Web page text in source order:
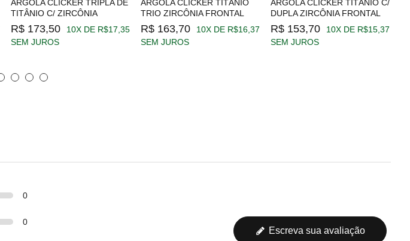
ARGOLA CLICKER TRIPLA DE
TITÂNIO C/ ZIRCÔNIA
R$ 173,50
10X DE R$17,35
SEM JUROS
ARGOLA CLICKER TITÂNIO
TRIO ZIRCÔNIA FRONTAL
R$ 163,70
10X DE R$16,37
SEM JUROS
ARGOLA CLICKER TITÂNIO C/
DUPLA ZIRCÔNIA FRONTAL
R$ 153,70
10X DE R$15,37
SEM JUROS
0
0
Escreva sua avaliação